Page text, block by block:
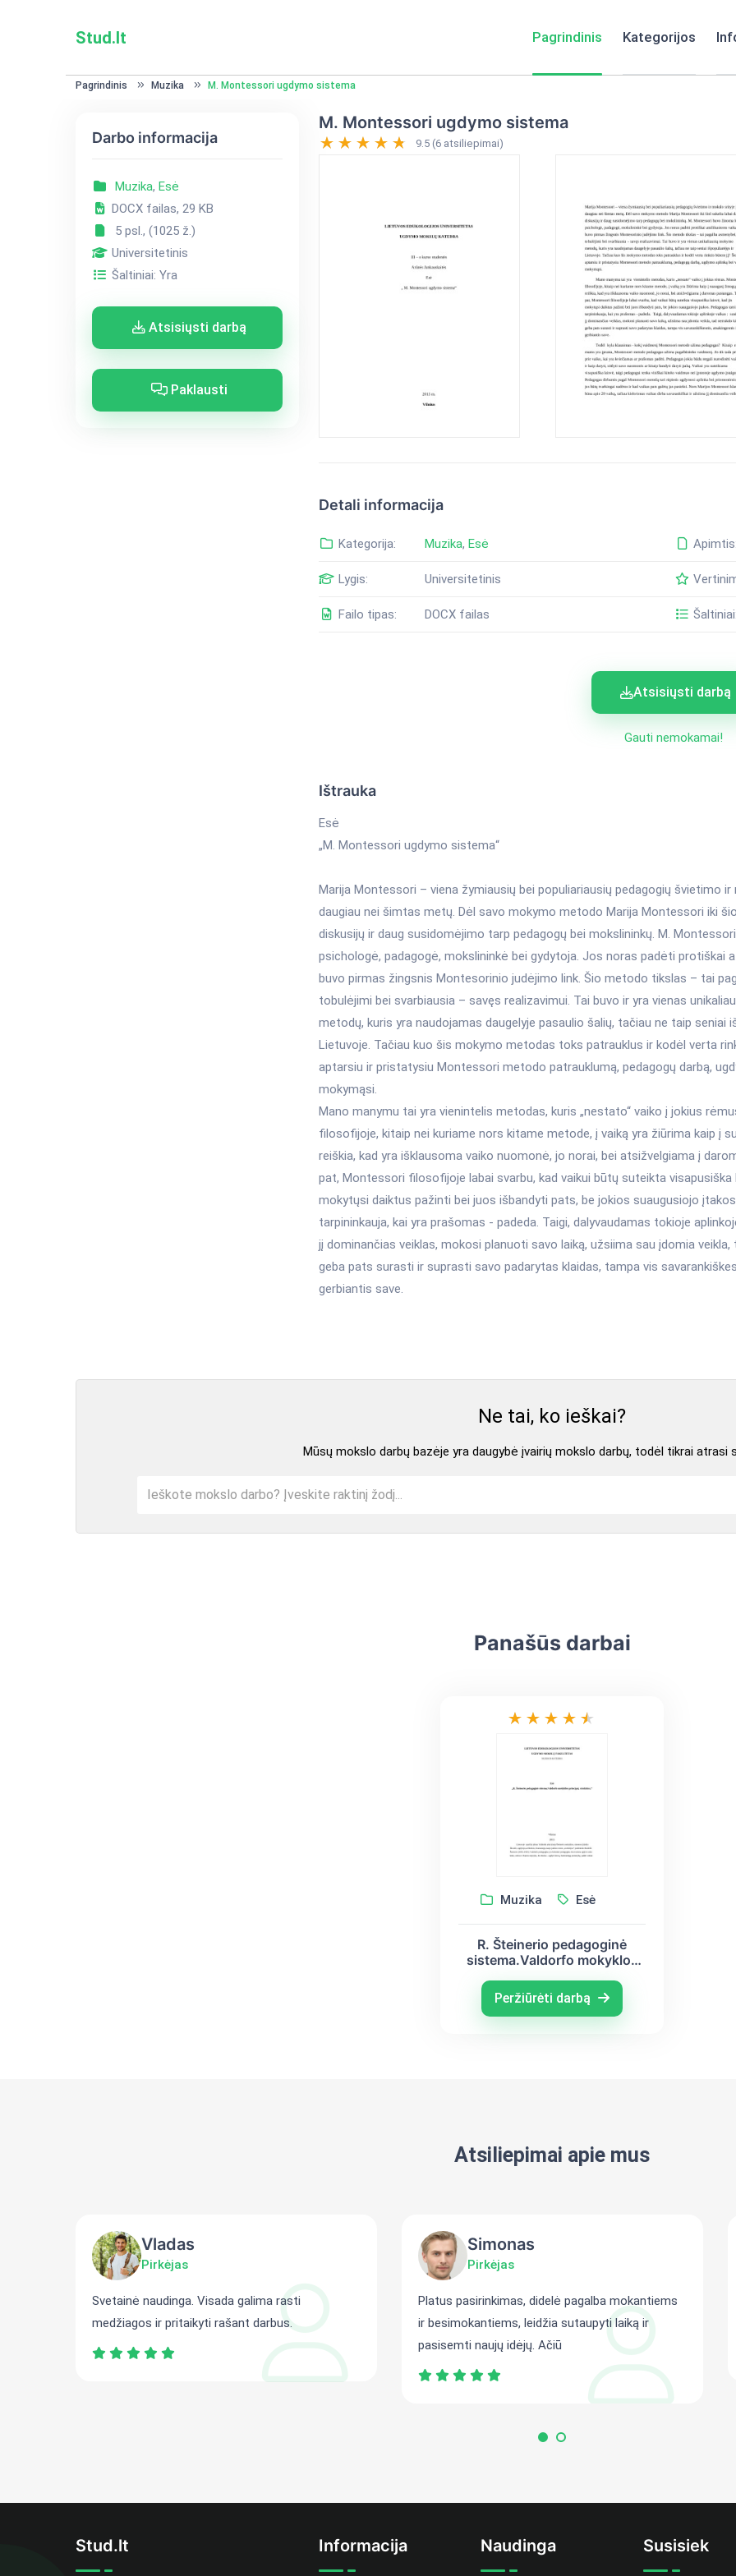
Stud.lt Pagrindinis Kategorijos
Pagrindinis Muzika M. Montessori ugdymo sistema
Darbo informacija
Muzika, Esė
DOCX failas, 29 KB
5 psl., (1025 ž.)
Universitetinis
Šaltiniai: Yra
Atsisiųsti darbą
Paklausti
M. Montessori ugdymo sistema
9.5 (6 atsiliepimai)
Detali informacija
Kategorija: Muzika, Esė
Lygis: Universitetinis
Failo tipas: DOCX failas
Apimtis:
Šaltiniai:
Atsisiųsti darbą
Gauti nemokamai!
Ištrauka
Esė
„M. Montessori ugdymo sistema“
Marija Montessori – viena žymiausių bei populiariausių pedagogių švietimo
daugiau nei šimtas metų. Dėl savo mokymo metodo Marija Montessori iki
diskusijų ir daug susidomėjimo tarp pedagogų bei mokslininkų. M.
psichologė, padagogė, mokslininkė bei gydytoja. Jos noras padėti protiškai
buvo pirmas žingsnis Montesorinio judėjimo link. Šio metodo tikslas – tai
tobulėjimi bei svarbiausia – savęs realizavimui. Tai buvo ir yra vienas
metodų, kuris yra naudojamas daugelyje pasaulio šalių, tačiau ne taip seniai
Lietuvoje. Tačiau kuo šis mokymo metodas toks patrauklus ir kodėl verta
aptarsiu ir pristatysiu Montessori metodo patrauklumą, pedagogų darbą,
mokymąsi.
Mano manymu tai yra vienintelis metodas, kuris „nestato“ vaiko į jokius
filosofijoje, kitaip nei kuriame nors kitame metode, į vaiką yra žiūrima kaip į
reiškia, kad yra išklausoma vaiko nuomonė, jo norai, bei atsižvelgiama į
pat, Montessori filosofijoje labai svarbu, kad vaikui būtų suteikta visapusiška
mokytųsi daiktus pažinti bei juos išbandyti pats, be jokios suaugusiojo
tarpininkauja, kai yra prašomas - padeda. Taigi, dalyvaudamas tokioje
jį dominančias veiklas, mokosi planuoti savo laiką, užsiima sau įdomia
geba pats surasti ir suprasti savo padarytas klaidas, tampa vis
gerbiantis save.
Ne tai, ko ieškai?
Mūsų mokslo darbų bazėje yra daugybė įvairių mokslo darbų, todėl tikrai atrasi
Panašūs darbai
Muzika Esė
R. Šteinerio pedagoginė
sistema.Valdorfo mokyklos
Peržiūrėti darbą
Atsiliepimai apie mus
Vladas
Pirkėjas
Svetainė naudinga. Visada galima rasti
medžiagos ir pritaikyti rašant darbus.
Simonas
Pirkėjas
Platus pasirinkimas, didelė pagalba mokantiems
ir besimokantiems, leidžia sutaupyti laiką ir
pasisemti naujų idėjų. Ačiū
Stud.lt Informacija Naudinga Susisiek